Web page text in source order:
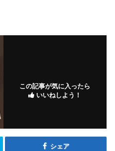
この記事が気に入ったら
いいねしよう！
シェア